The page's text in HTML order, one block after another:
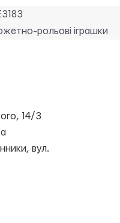
рольові іграшки
14/3
вул.